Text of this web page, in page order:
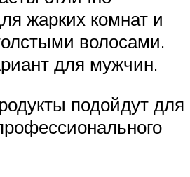
жарких комнат и
волосами.
для мужчин.
подойдут для